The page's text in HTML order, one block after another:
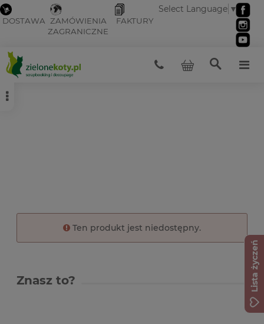
DOSTAWA ZAMÓWIENIA
ZAGRANICZNE
FAKTURY
Select Language ▼
Ten produkt jest niedostępny.
Znasz to? Lista życzeń